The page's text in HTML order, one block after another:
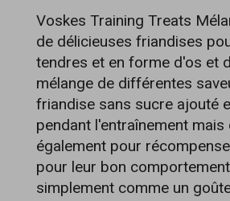
Voskes Training Treats
de délicieuses friandises
tendres et en forme d'os et
mélange de différentes
friandise sans sucre ajouté
pendant l'entraînement mais
également pour
pour leur bon
simplement comme un